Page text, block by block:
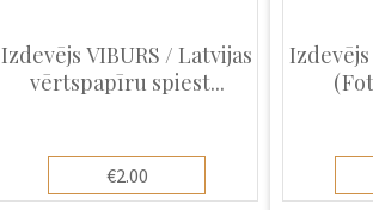
Izdevējs VIBURS / Latvijas
vērtspapīru spiest...
€2.00